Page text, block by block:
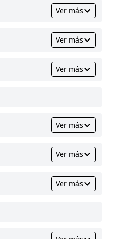
Ver más
Ver más
Ver más
Ver más
Ver más
Ver más